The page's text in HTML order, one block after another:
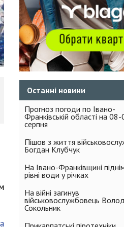
Останні новини
Прогноз погоди по Івано-
Франківській області на
серпня
Пішов з життя
Богдан Клубчук
На Івано-Франківщині
рівні води у річках
На війні загинув
військовослужбовець
Сокольник